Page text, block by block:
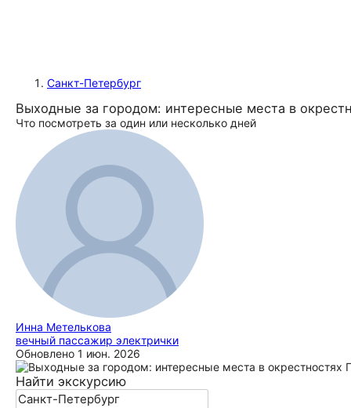
Санкт-Петербург
Выходные за городом: интересные места в
Что посмотреть за один или несколько дней
Инна Метелькова
вечный пассажир электрички
Обновлено 1 июн. 2026
Найти экскурсию